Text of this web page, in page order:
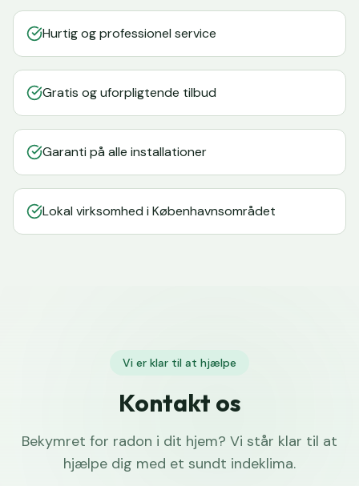
Hurtig og professionel service
Gratis og uforpligtende tilbud
Garanti på alle installationer
Lokal virksomhed i Københavnsområdet
Vi er klar til at hjælpe
Kontakt os
Bekymret for radon i dit hjem? Vi står klar til at
hjælpe dig med et sundt indeklima.